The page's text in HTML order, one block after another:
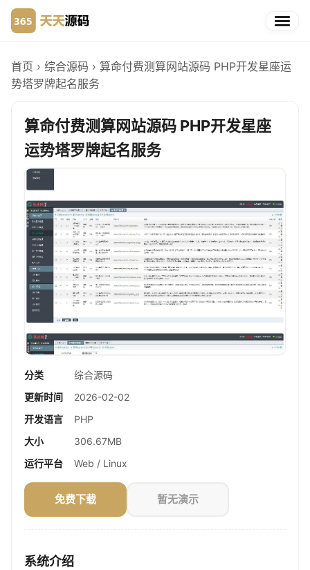
首页 › 综合源码 › 算命付费测算网站源码 PHP开发星座运
势塔罗牌起名服务
算命付费测算网站源码 PHP开发星座
运势塔罗牌起名服务
分类
综合源码
更新时间
2026-02-02
开发语言
PHP
大小
306.67MB
运行平台
Web / Linux
免费下载 暂无演示
系统介绍